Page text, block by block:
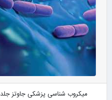
میکروب شناسی پزشکی جاوتز جلد2 ویروس شناسی و قارچ شناسی